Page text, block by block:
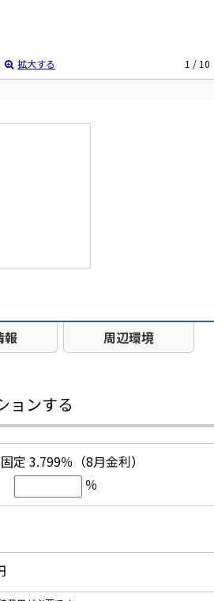
拡大する 1 / 10
報 周辺環境
ョンする
定 3.799％（8月金利）
％